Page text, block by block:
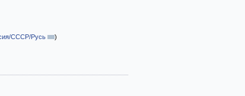
СССР/Русь
)